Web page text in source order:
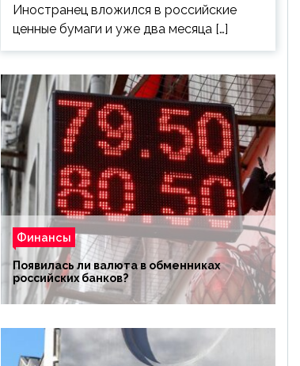
Иностранец вложился в российские
ценные бумаги и уже два месяца […]
Финансы
Появилась ли валюта в обменниках
российских банков?